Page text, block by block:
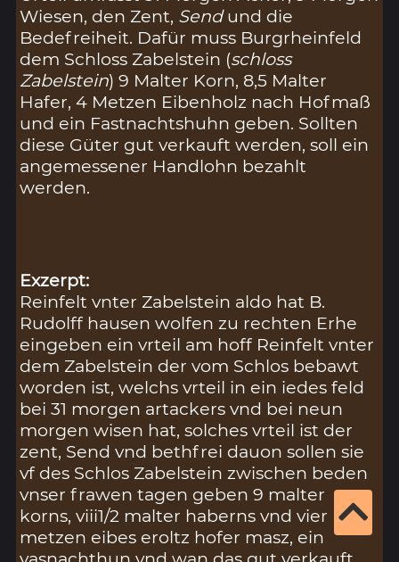
Wiesen, den Zent, Sendund die
Bedefreiheit. Dafür muss Burgrheinfeld
dem Schloss Zabelstein (schloss
Zabelstein) 9 Malter Korn, 8,5 Malter
Hafer, 4 Metzen Eibenholz nach Hofmaß
und ein Fastnachtshuhn geben. Sollten
diese Güter gut verkauft werden, soll ein
angemessener Handlohn bezahlt
werden.
Exzerpt:
Reinfelt vnter Zabelstein aldo hat B.
Rudolff hausen wolfen zu rechten Erhe
eingeben ein vrteil am hoff Reinfelt vnter
dem Zabelstein der vom Schlos bebawt
worden ist, welchs vrteil in ein iedes feld
bei 31 morgen artackers vnd bei neun
morgen wisen hat, solches vrteil ist der
zent, Send vnd bethfrei dauon sollen sie
vf des Schlos Zabelstein zwischen beden
vnser frawen tagen geben 9 malter
korns, viii1/2 malter haberns vnd vier
metzen eibes eroltz hofer masz, ein